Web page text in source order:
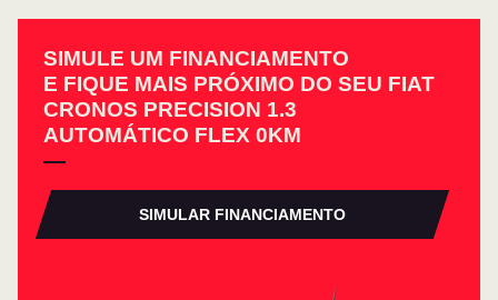
SIMULE UM FINANCIAMENTO
E FIQUE MAIS PRÓXIMO DO SEU FIAT
CRONOS PRECISION 1.3
AUTOMÁTICO FLEX 0KM
SIMULAR FINANCIAMENTO